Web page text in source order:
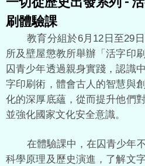
刷體驗課
教育分組於6月12日至29
所及壁屋懲教所舉辦「活字印
囚青少年透過親身實踐，認識
字印刷術，體會古人的智慧與
化的深厚底蘊，從而提升他們
並強化國家文化安全意識。
在體驗課中，在囚青少年
科學原理及歷史演進，了解文